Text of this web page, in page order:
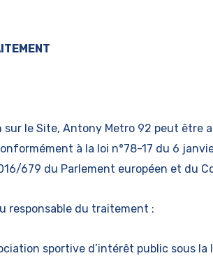
le Site, Antony Metro 92 peut être
à la loi n°78-17 du 6
679 du Parlement européen et du
responsable du traitement :
sportive d’intérêt public sous la